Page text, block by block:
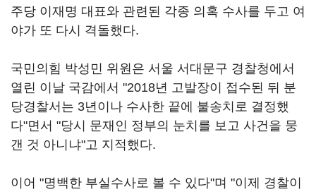
주당 이재명 대표와 관련된 각종 의혹 수사를 두고 여
야가 또 다시 격돌했다.
국민의힘 박성민 위원은 서울 서대문구 경찰청에서
열린 이날 국감에서 "2018년 고발장이 접수된 뒤 분
당경찰서는 3년이나 수사한 끝에 불송치로 결정했
다"면서 "당시 문재인 정부의 눈치를 보고 사건을 뭉
갠 것 아니냐"고 지적했다.
이어 "명백한 부실수사로 볼 수 있다"며 "이제 경찰이